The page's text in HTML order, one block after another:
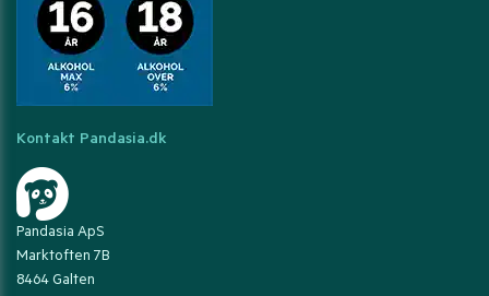
Kontakt Pandasia.dk
Pandasia ApS
Marktoften 7B
8464 Galten